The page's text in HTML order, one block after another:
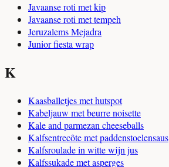
Javaanse roti met kip
Javaanse roti met tempeh
Jeruzalems Mejadra
Junior fiesta wrap
K
Kaasballetjes met hutspot
Kabeljauw met beurre noisette
Kale and parmezan cheeseballs
Kalfsentrecôte met paddenstoelensaus
Kalfsroulade in witte wijn jus
Kalfssukade met asperges